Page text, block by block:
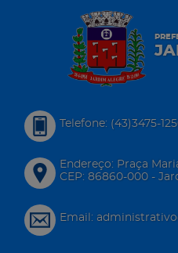
Telefone: (43)3475-
Endereço: Praça
CEP: 86860-000 -
Email: